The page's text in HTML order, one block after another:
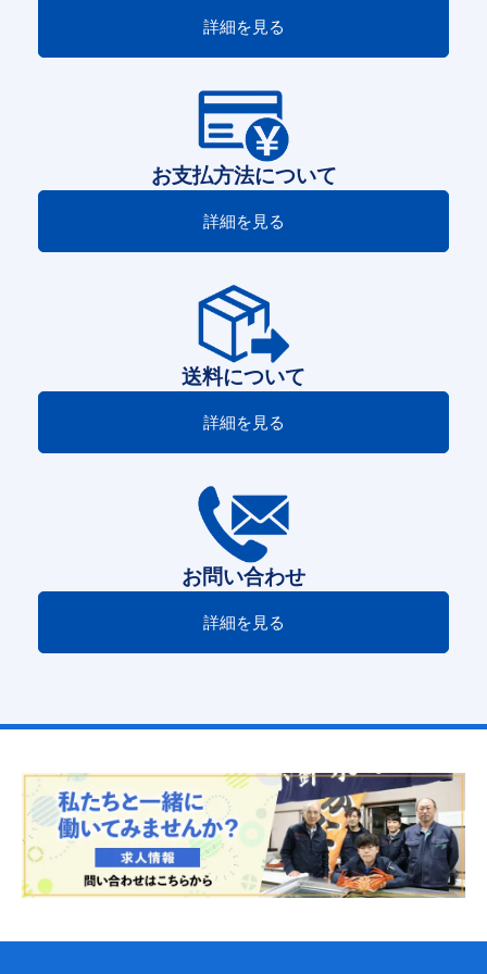
詳細を見る
お支払方法について
詳細を見る
送料について
詳細を見る
お問い合わせ
詳細を見る